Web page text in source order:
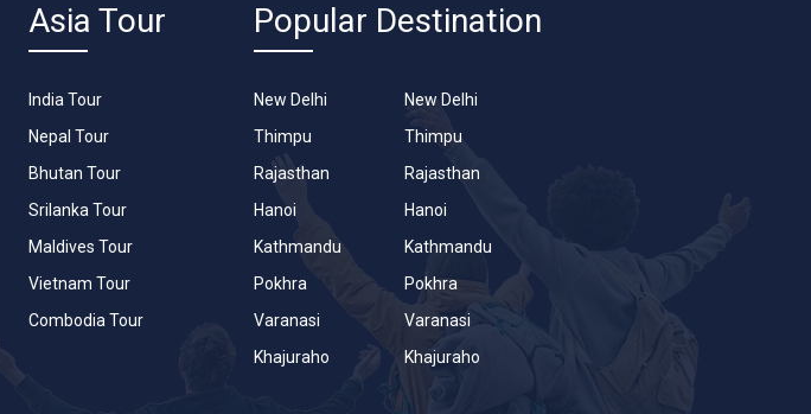
Asia Tour
India Tour
Nepal Tour
Bhutan Tour
Srilanka Tour
Maldives Tour
Vietnam Tour
Combodia Tour
Popular Destination
New Delhi
Thimpu
Rajasthan
Hanoi
Kathmandu
Pokhra
Varanasi
Khajuraho
New Delhi
Thimpu
Rajasthan
Hanoi
Kathmandu
Pokhra
Varanasi
Khajuraho